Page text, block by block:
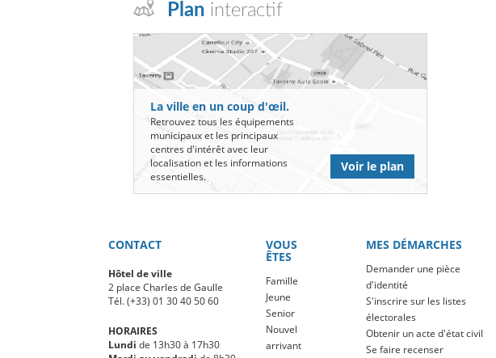
Plan interactif
La ville en un coup d'œil.
Retrouvez tous les équipements
municipaux et les principaux
centres d'intérêt avec leur
localisation et les informations
essentielles.
Voir le plan
CONTACT
Hôtel de ville
2 place Charles de Gaulle
Tél. (+33) 01 30 40 50 60
HORAIRES
Lundide 13h30 à 17h30
VOUS
ÊTES
Famille
Jeune
Senior
Nouvel
arrivant
MES DÉMARCHES
Demander une pièce
d'identité
S'inscrire sur les listes
électorales
Obtenir un acte d'état civil
Se faire recenser